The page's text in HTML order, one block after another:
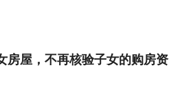
房屋，不再核验子女的购房资